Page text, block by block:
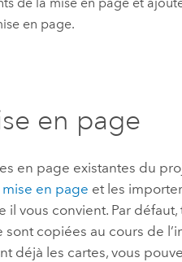
de la mise en page et
en page.
en page
en page existantes du
en page et les
vous convient. Par défaut,
copiées au cours de
déjà les cartes, vous